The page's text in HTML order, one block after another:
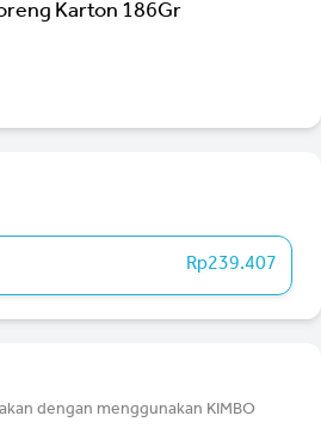
Karton 186Gr
Rp239.407
dengan menggunakan KIMBO